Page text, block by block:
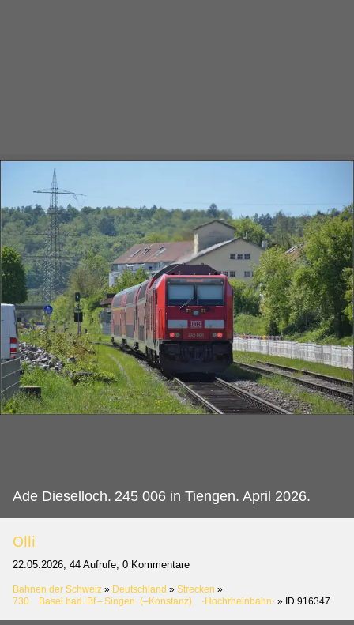
Ade Dieselloch. 245 006 in Tiengen. April 2026.
Olli
22.05.2026, 44 Aufrufe, 0 Kommentare
Bahnen der Schweiz » Deutschland » Strecken »
730 Basel bad. Bf – Singen (–Konstanz) ·Hochrheinbahn· » ID 916347